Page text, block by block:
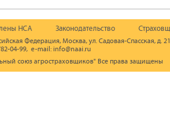
НСА Законодательство
Федерация, Москва, ул. Садовая-Спасская, д.
04-99, e-mail: info@naai.ru
союз агростраховщиков" Все права защищены